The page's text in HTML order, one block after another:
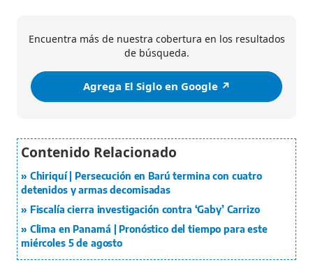
Encuentra más de nuestra cobertura en los resultados
de búsqueda.
Agrega El Siglo en Google ↗️
Chiriquí | Persecución en Barú termina con cuatro
detenidos y armas decomisadas
Fiscalía cierra investigación contra ‘Gaby’ Carrizo
Clima en Panamá | Pronóstico del tiempo para este
miércoles 5 de agosto